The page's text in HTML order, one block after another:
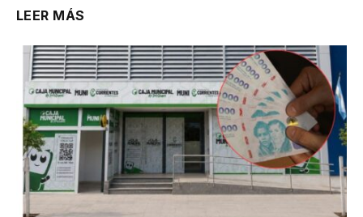
LEER MÁS